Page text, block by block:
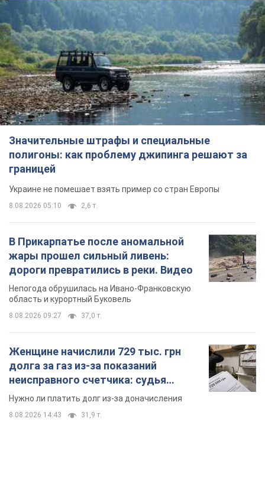
Значительные штрафы и специальные
полигоны: как проблему джипинга решают за
границей
Украине не помешает взять пример со стран Европы
8.08.2026 05:10 2,6 т.
В Прикарпатье после аномальной
жары прошел сильный ливень:
дороги превратились в реки. Видео
Непогода обрушилась на Ивано-Франковскую
область и курортный Буковель
8.08.2026 09:27 37,0 т.
Женщине начислили 729 тыс. грн
долга за газ из-за показаний
неисправного счетчика: судья
вынес неожиданное решение
Нужно ли платить долг из-за доначисления
8.08.2026 14:43 31,9 т.